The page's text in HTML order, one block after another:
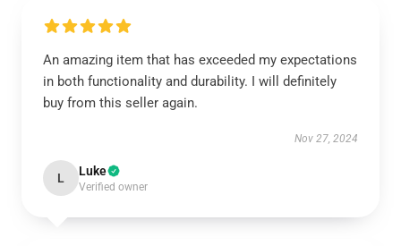
An amazing item that has exceeded my expectations
in both functionality and durability. I will definitely
buy from this seller again.
Nov 27, 2024
L Luke
Verified owner